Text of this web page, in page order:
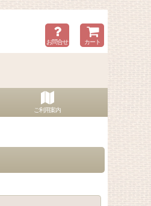
お問合せ カート
ご利用案内